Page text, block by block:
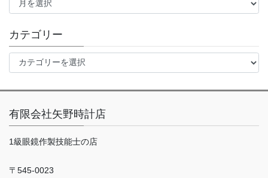
イ
カテゴリー
テ
ー
有限会社矢野時計店
1級眼鏡作製技能士の店
〒545-0023